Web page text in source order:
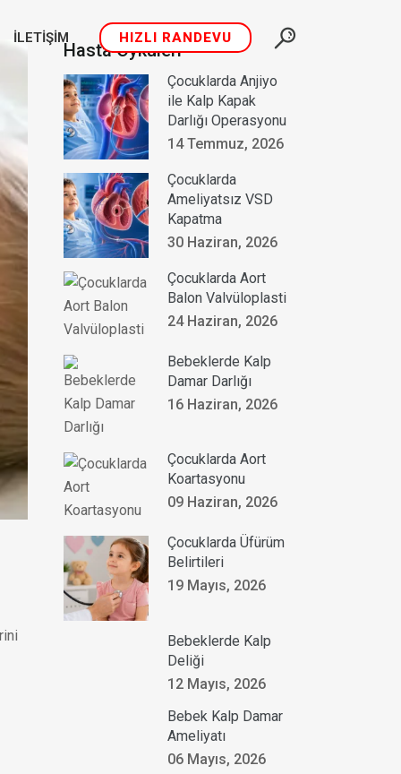
HIZLI RANDEVU
İLETIŞIM
Hasta Öyküleri
Çocuklarda Anjiyo
ile Kalp Kapak
Darlığı Operasyonu
14 Temmuz, 2026
Çocuklarda
Ameliyatsız VSD
Kapatma
30 Haziran, 2026
Çocuklarda Aort
Balon Valvüloplasti
24 Haziran, 2026
Bebeklerde Kalp
Damar Darlığı
16 Haziran, 2026
Çocuklarda Aort
Koartasyonu
09 Haziran, 2026
Çocuklarda Üfürüm
Belirtileri
19 Mayıs, 2026
Bebeklerde Kalp
Deliği
12 Mayıs, 2026
Bebek Kalp Damar
Ameliyatı
06 Mayıs, 2026